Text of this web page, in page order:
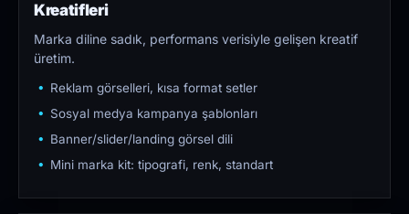
Kreatifleri
Marka diline sadık, performans verisiyle gelişen kreatif
üretim.
Reklam görselleri, kısa format setler
Sosyal medya kampanya şablonları
Banner/slider/landing görsel dili
Mini marka kit: tipografi, renk, standart